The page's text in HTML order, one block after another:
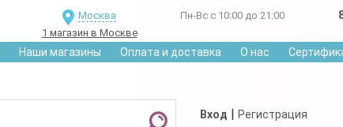
Москва
1 магазин в Москве
Пн-Вс с 10:00 до 21:00
Наши магазины Оплата и доставка О нас
Вход | Регистрация